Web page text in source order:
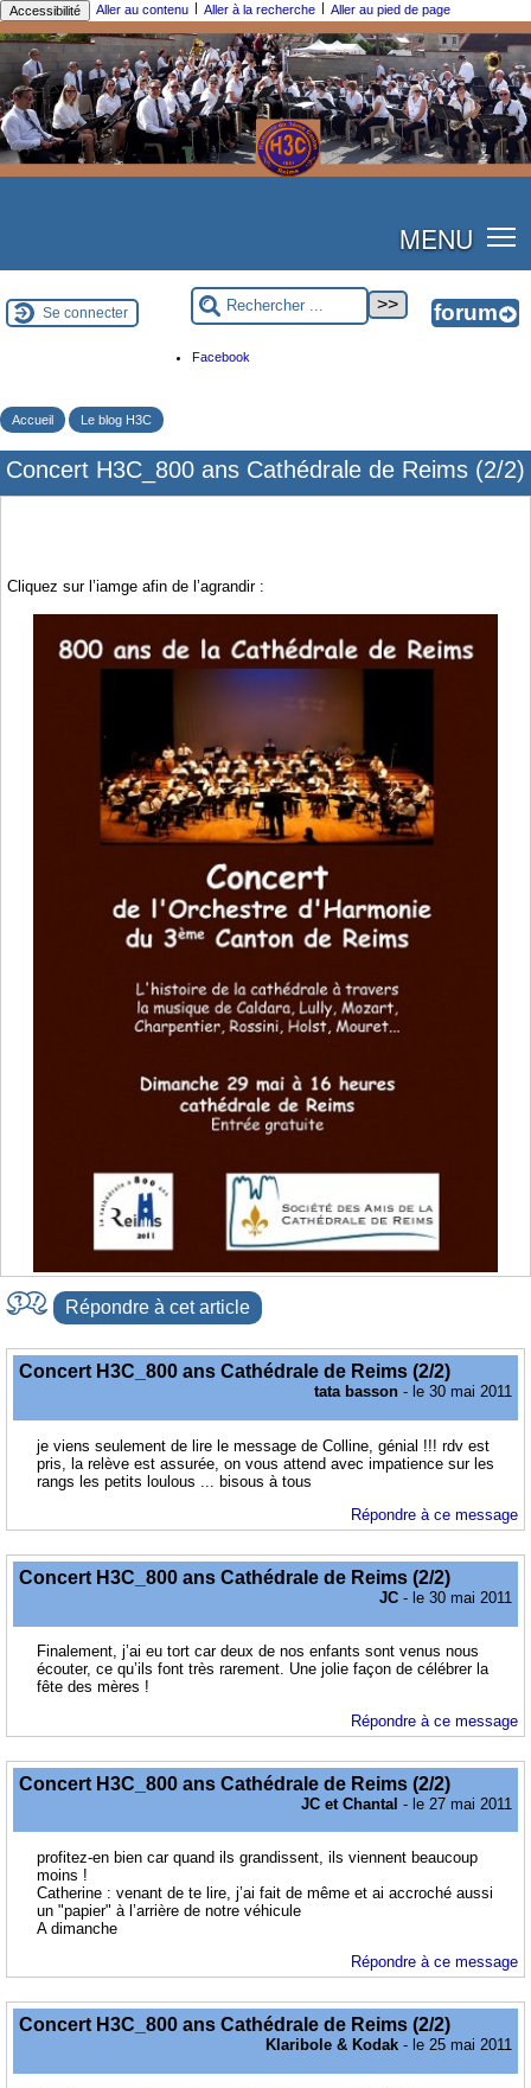
Accessibilité Aller au contenu | Aller à la recherche | Aller au pied de page
MENU
Se connecter
Facebook
Accueil Le blog H3C
Concert H3C_800 ans Cathédrale de Reims (2/2)
Cliquez sur l’iamge afin de l’agrandir :
Répondre à cet article
Concert H3C_800 ans Cathédrale de Reims (2/2)
tata basson - le 30 mai 2011
je viens seulement de lire le message de Colline, génial !!! rdv est
pris, la relève est assurée, on vous attend avec impatience sur les
rangs les petits loulous ... bisous à tous
Répondre à ce message
Concert H3C_800 ans Cathédrale de Reims (2/2)
JC - le 30 mai 2011
Finalement, j’ai eu tort car deux de nos enfants sont venus nous
écouter, ce qu’ils font très rarement. Une jolie façon de célébrer la
fête des mères !
Répondre à ce message
Concert H3C_800 ans Cathédrale de Reims (2/2)
JC et Chantal - le 27 mai 2011
profitez-en bien car quand ils grandissent, ils viennent beaucoup
moins !
Catherine : venant de te lire, j’ai fait de même et ai accroché aussi
un "papier" à l’arrière de notre véhicule
A dimanche
Répondre à ce message
Concert H3C_800 ans Cathédrale de Reims (2/2)
Klaribole & Kodak - le 25 mai 2011